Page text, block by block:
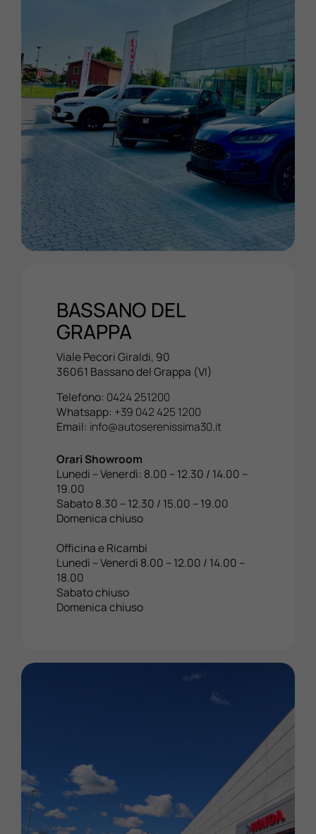
BASSANO DEL
GRAPPA
Viale Pecori Giraldi, 90
36061 Bassano del Grappa (VI)
Telefono: 0424 251200
Whatsapp: +39 042 425 1200
Email: info@autoserenissima30.it
Orari Showroom
Lunedi – Venerdì: 8.00 – 12.30 / 14.00 –
19.00
Sabato 8.30 – 12.30 / 15.00 – 19.00
Domenica chiuso
Officina e Ricambi
Lunedi – Venerdi 8.00 – 12.00 / 14.00 –
18.00
Sabato chiuso
Domenica chiuso